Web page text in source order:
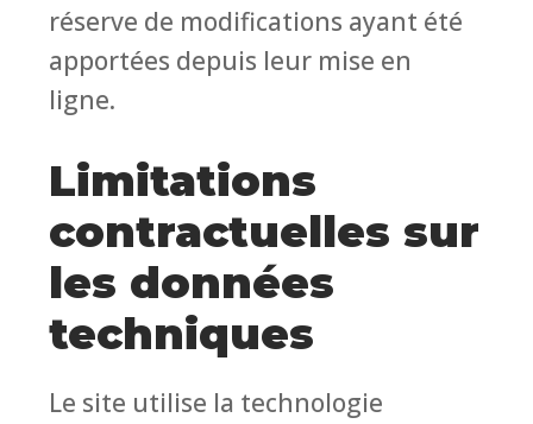
réserve de modifications ayant été
apportées depuis leur mise en
ligne.
Limitations
contractuelles sur
les données
techniques
Le site utilise la technologie